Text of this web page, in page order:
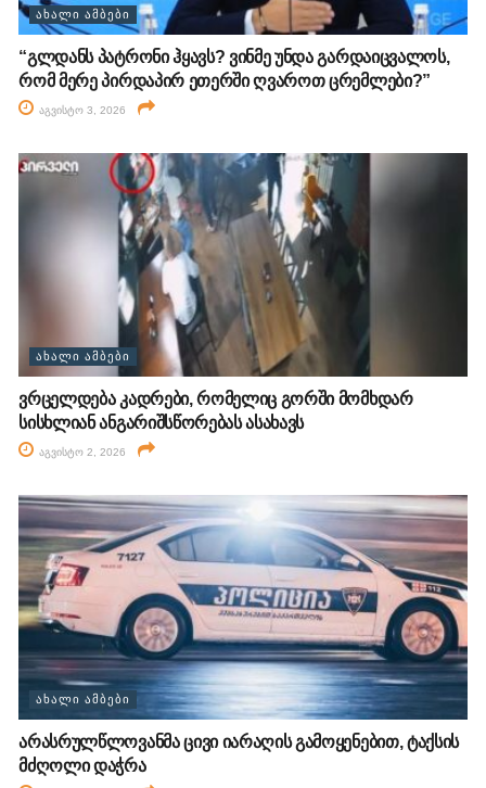
ᲐᲮᲐᲚᲘ ᲐᲛᲑᲔᲑᲘ
“გლდანს პატრონი ჰყავს? ვინმე უნდა გარდაიცვალოს,
რომ მერე პირდაპირ ეთერში ღვაროთ ცრემლები?”
აგვისტო 3, 2026
ᲐᲮᲐᲚᲘ ᲐᲛᲑᲔᲑᲘ
ვრცელდება კადრები, რომელიც გორში მომხდარ
სისხლიან ანგარიშსწორებას ასახავს
აგვისტო 2, 2026
ᲐᲮᲐᲚᲘ ᲐᲛᲑᲔᲑᲘ
არასრულწლოვანმა ცივი იარაღის გამოყენებით, ტაქსის
მძღოლი დაჭრა